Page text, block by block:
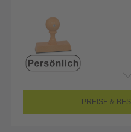
PREISE &